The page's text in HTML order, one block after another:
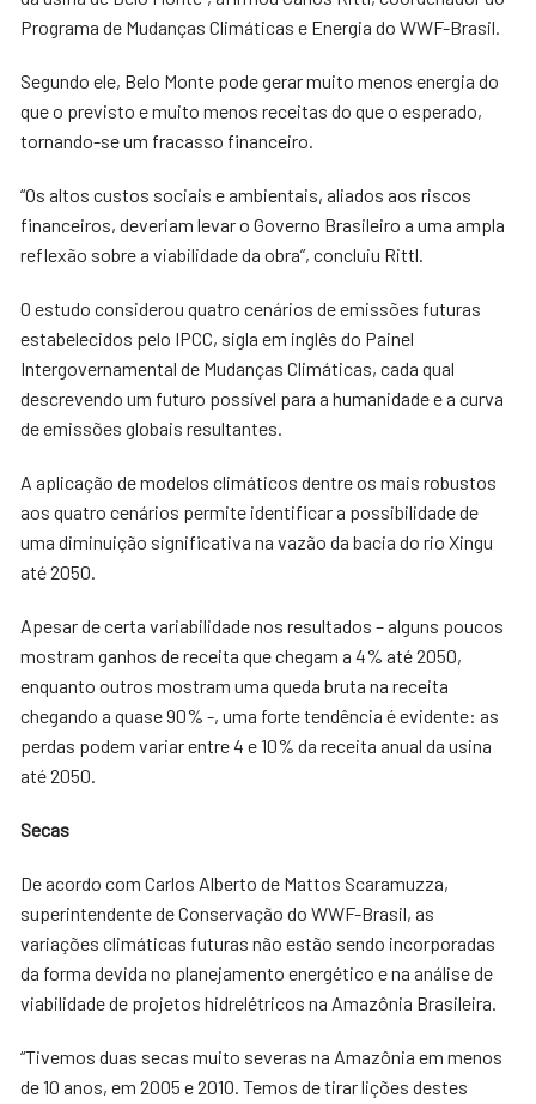
Programa de Mudanças Climáticas e Energia do WWF-Brasil.
Segundo ele, Belo Monte pode gerar muito menos energia do
que o previsto e muito menos receitas do que o esperado,
tornando-se um fracasso financeiro.
“Os altos custos sociais e ambientais, aliados aos riscos
financeiros, deveriam levar o Governo Brasileiro a uma ampla
reflexão sobre a viabilidade da obra”, concluiu Rittl.
O estudo considerou quatro cenários de emissões futuras
estabelecidos pelo IPCC, sigla em inglês do Painel
Intergovernamental de Mudanças Climáticas, cada qual
descrevendo um futuro possível para a humanidade e a curva
de emissões globais resultantes.
A aplicação de modelos climáticos dentre os mais robustos
aos quatro cenários permite identificar a possibilidade de
uma diminuição significativa na vazão da bacia do rio Xingu
até 2050.
Apesar de certa variabilidade nos resultados – alguns poucos
mostram ganhos de receita que chegam a 4% até 2050,
enquanto outros mostram uma queda bruta na receita
chegando a quase 90% -, uma forte tendência é evidente: as
perdas podem variar entre 4 e 10% da receita anual da usina
até 2050.
Secas
De acordo com Carlos Alberto de Mattos Scaramuzza,
superintendente de Conservação do WWF-Brasil, as
variações climáticas futuras não estão sendo incorporadas
da forma devida no planejamento energético e na análise de
viabilidade de projetos hidrelétricos na Amazônia Brasileira.
“Tivemos duas secas muito severas na Amazônia em menos
de 10 anos, em 2005 e 2010. Temos de tirar lições destes